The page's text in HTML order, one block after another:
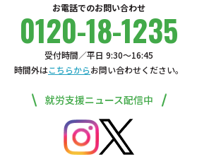
お電話でのお問い合わせ
0120-18-1235
受付時間／平日 9:30〜16:45
時間外はこちらからお問い合わせください。
就労支援ニュース配信中